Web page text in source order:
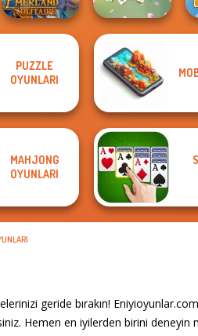
Emerland
Solitaire
Tap 3 Mahjong
PUZZLE
OYUNLARI
MAHJONG
OYUNLARI
geride bırakın!
Hemen en iyilerden birini deneyin